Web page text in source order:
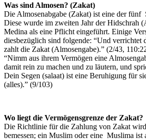
Was sind Almosen? (Zakat)
Die Almosenabgabe (Zakat) ist eine der fünf
Diese wurde im zweiten Jahr der Hidschrah
Medina als eine Pflicht eingeführt. Einige
diesbezüglich sind folgende: “Und verrichtet
zahlt die Zakat (Almosengabe).” (2/43,
“Nimm aus ihrem Vermögen eine
damit rein zu machen und zu läutern, und
Dein Segen (salaat) ist eine Beruhigung für
(alles).” (9/103)
Wo liegt die Vermögensgrenze der Zakat?
Die Richtlinie für die Zahlung von Zakat
bemessen; ein Muslim oder eine Muslima ist